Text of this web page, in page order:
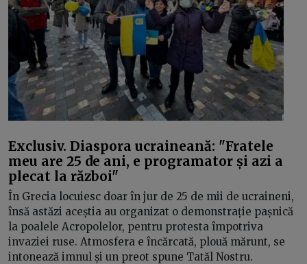
Exclusiv. Diaspora ucraineană: "Fratele
meu are 25 de ani, e programator și azi a
plecat la război"
În Grecia locuiesc doar în jur de 25 de mii de ucraineni,
însă astăzi aceștia au organizat o demonstrație pașnică
la poalele Acropolelor, pentru protesta împotriva
invaziei ruse. Atmosfera e încărcată, plouă mărunt, se
intonează imnul și un preot spune Tatăl Nostru.